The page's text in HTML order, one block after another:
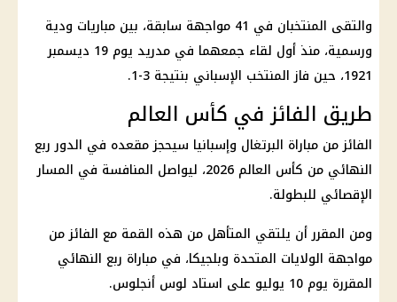
والتقى المنتخبان في 41 مواجهة سابقة، بين مباريات ودية
ورسمية، منذ أول لقاء جمعهما في مدريد يوم 19 ديسمبر
1921، حين فاز المنتخب الإسباني بنتيجة 3-1.
طريق الفائز في كأس العالم
الفائز من مباراة البرتغال وإسبانيا سيحجز مقعده في الدورربع
النهائي من كأس العالم
2026، ليواصل المنافسة في المسار
الإقصائي للبطولة.
ومن المقرر أن يلتقي المتأهل من هذه القمة مع الفائز من
مواجهة الولايات المتحدة وبلجيكا، في مباراة ربع النهائي
المقررة يوم 10 يوليو على استاد لوس أنجلوس.